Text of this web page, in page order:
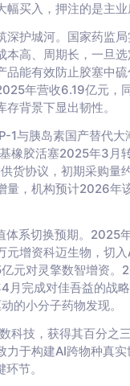
买入，押注的是主业
护城河。国家药监
高、周期长，一旦
能有效防止胶塞中
年营收6.19亿元，
背景下显出韧性。
1与胰岛素国产替代
橡胶活塞2025年3月
货协议，初期采购量
，机构预计2026年
系切换预期。2025
增资科迈生物，切
元对灵擎数智增资
完成对佳吾益的战
的小分子药物发现。
技，获得其百分之
于构建AI跨物种真
节。